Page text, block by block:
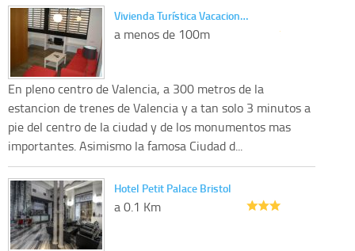
Vivienda Turística Vacacion…
a menos de 100m
En pleno centro de Valencia, a 300 metros de la
estancion de trenes de Valencia y a tan solo 3 minutos a
pie del centro de la ciudad y de los monumentos mas
importantes. Asimismo la famosa Ciudad d...
Hotel Petit Palace Bristol
a 0.1 Km